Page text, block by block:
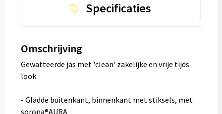
Specificaties
Omschrijving
Gewatteerde jas met 'clean' zakelijke en vrije tijds
look
- Gladde buitenkant, binnenkant met stiksels, met
sorona®AURA